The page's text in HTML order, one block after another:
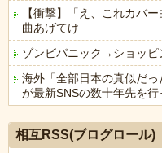
【衝撃】「え、これカバ
曲あげてけ
ゾンビパニック→ショッピ
海外「全部日本の真似だ
が最新SNSの数十年先を
相互RSS(ブログロール)